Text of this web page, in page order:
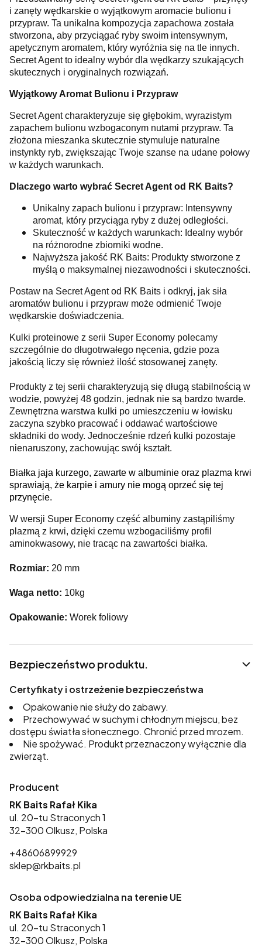
i zanęty wędkarskie o wyjątkowym aromacie bulionu i
przypraw. Ta unikalna kompozycja zapachowa została
stworzona, aby przyciągać ryby swoim intensywnym,
apetycznym aromatem, który wyróżnia się na tle innych.
Secret Agent to idealny wybór dla wędkarzy szukających
skutecznych i oryginalnych rozwiązań.
Wyjątkowy Aromat Bulionu i Przypraw
Secret Agent charakteryzuje się głębokim, wyrazistym
zapachem bulionu wzbogaconym nutami przypraw. Ta
złożona mieszanka skutecznie stymuluje naturalne
instynkty ryb, zwiększając Twoje szanse na udane połowy
w każdych warunkach.
Dlaczego warto wybrać Secret Agent od RK Baits?
Unikalny zapach bulionu i przypraw: Intensywny
aromat, który przyciąga ryby z dużej odległości.
Skuteczność w każdych warunkach: Idealny wybór
na różnorodne zbiorniki wodne.
Najwyższa jakość RK Baits: Produkty stworzone z
myślą o maksymalnej niezawodności i skuteczności.
Postaw na Secret Agent od RK Baits i odkryj, jak siła
aromatów bulionu i przypraw może odmienić Twoje
wędkarskie doświadczenia.
Kulki proteinowe z serii Super Economy polecamy
szczególnie do długotrwałego nęcenia, gdzie poza
jakością liczy się również ilość stosowanej zanęty.
Produkty z tej serii charakteryzują się długą stabilnością w
wodzie, powyżej 48 godzin, jednak nie są bardzo twarde.
Zewnętrzna warstwa kulki po umieszczeniu w łowisku
zaczyna szybko pracować i oddawać wartościowe
składniki do wody. Jednocześnie rdzeń kulki pozostaje
nienaruszony, zachowując swój kształt.
Białka jaja kurzego, zawarte w albuminie oraz plazma krwi
sprawiają, że karpie i amury nie mogą oprzeć się tej
przynęcie.
W wersji Super Economy część albuminy zastąpiliśmy
plazmą z krwi, dzięki czemu wzbogaciliśmy profil
aminokwasowy, nie tracąc na zawartości białka.
Rozmiar: 20 mm
Waga netto: 10kg
Opakowanie: Worek foliowy
Bezpieczeństwo produktu.
Certyfikaty i ostrzeżenie bezpieczeństwa
Opakowanie nie służy do zabawy.
Przechowywać w suchym i chłodnym miejscu, bez
dostępu światła słonecznego. Chronić przed mrozem.
Nie spożywać. Produkt przeznaczony wyłącznie dla
zwierząt.
Producent
RK Baits Rafał Kika
ul. 20-tu Straconych 1
32-300 Olkusz, Polska
+48606899929
sklep@rkbaits.pl
Osoba odpowiedzialna na terenie UE
RK Baits Rafał Kika
ul. 20-tu Straconych 1
32-300 Olkusz, Polska